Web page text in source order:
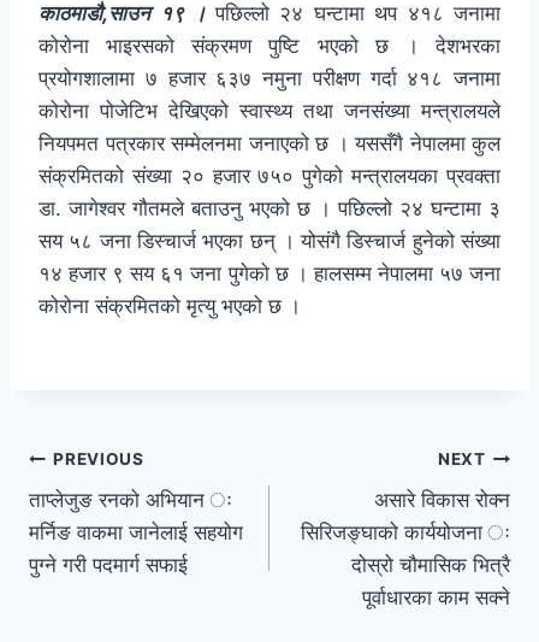
काठमाडौ,साउन १९ ।पछिल्लो २४ घन्टामा थप ४१८ जनामा
कोरोना भाइरसको संक्रमण पुष्टि भएको छ । देशभरका
प्रयोगशालामा ७ हजार ६३७ नमुना परीक्षण गर्दा ४१८ जनामा
कोरोना पोजेटिभ देखिएको स्वास्थ्य तथा जनसंख्या मन्त्रालयले
नियपमत पत्रकार सम्मेलनमा जनाएको छ । यससँगै नेपालमा कुल
संक्रमितको संख्या २० हजार ७५० पुगेको मन्त्रालयका प्रवक्ता
डा. जागेश्वर गौतमले बताउनु भएको छ । पछिल्लो २४ घन्टामा ३
सय ५८ जना डिस्चार्ज भएका छन् । योसंगै डिस्चार्ज हुनेको संख्या
१४ हजार ९ सय ६१ जना पुगेको छ । हालसम्म नेपालमा ५७ जना
कोरोना संक्रमितको मृत्यु भएको छ ।
PREVIOUS
ताप्लेजुङ रनको अभियान ः
मर्निङ वाकमा जानेलाई सहयोग
पुग्ने गरी पदमार्ग सफाई
NEXT
असारे विकास रोक्न
सिरिजङ्घाको कार्ययोजना ः
दोस्रो चौमासिक भित्रै
पूर्वाधारका काम सक्ने